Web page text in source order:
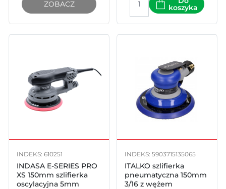
ZOBACZ
koszyka
INDEKS: 610251
INDASA E-SERIES PRO
XS 150mm szlifierka
oscylacyjna 5mm
INDEKS: 5903715135065
ITALKO szlifierka
pneumatyczna 150mm
3/16 z wężem